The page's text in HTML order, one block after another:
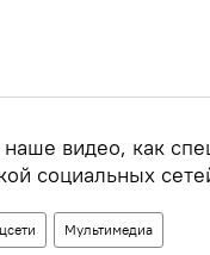
видео, как
социальных
Мультимедиа